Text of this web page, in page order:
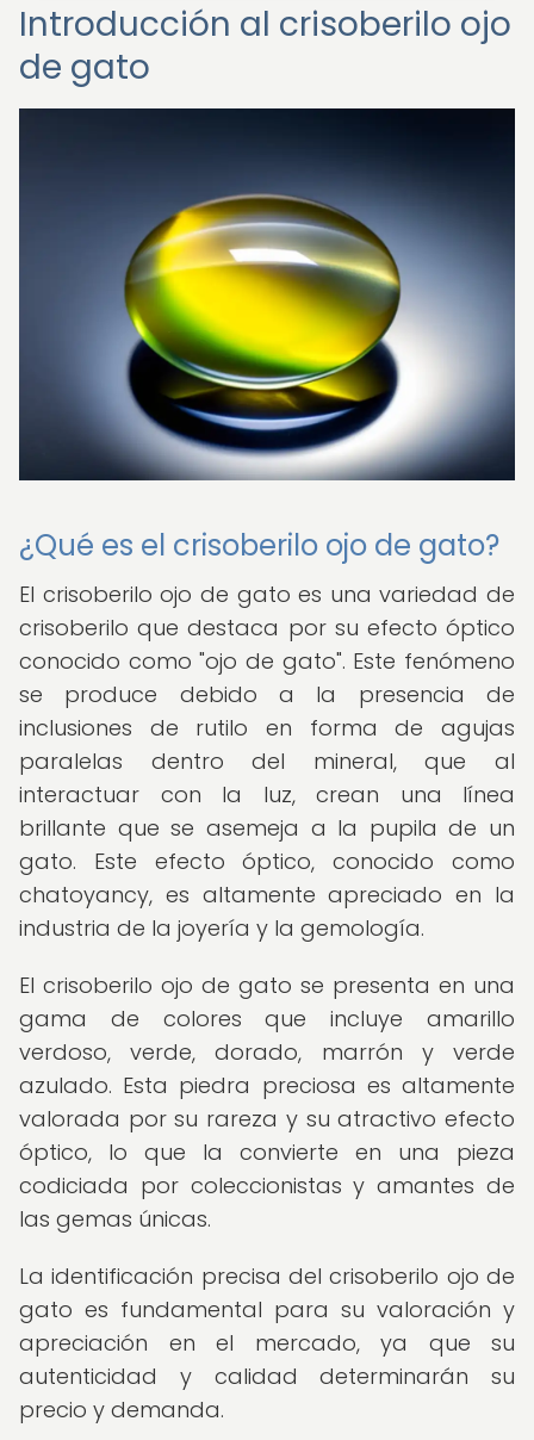
Introducción al crisoberilo ojo
de gato
¿Qué es el crisoberilo ojo de gato?
El crisoberilo ojo de gato es una variedad de
crisoberilo que destaca por su efecto óptico
conocido como "ojo de gato". Este fenómeno
se produce debido a la presencia de
inclusiones de rutilo en forma de agujas
paralelas dentro del mineral, que al
interactuar con la luz, crean una línea
brillante que se asemeja a la pupila de un
gato. Este efecto óptico, conocido como
chatoyancy, es altamente apreciado en la
industria de la joyería y la gemología.
El crisoberilo ojo de gato se presenta en una
gama de colores que incluye amarillo
verdoso, verde, dorado, marrón y verde
azulado. Esta piedra preciosa es altamente
valorada por su rareza y su atractivo efecto
óptico, lo que la convierte en una pieza
codiciada por coleccionistas y amantes de
las gemas únicas.
La identificación precisa del crisoberilo ojo de
gato es fundamental para su valoración y
apreciación en el mercado, ya que su
autenticidad y calidad determinarán su
precio y demanda.